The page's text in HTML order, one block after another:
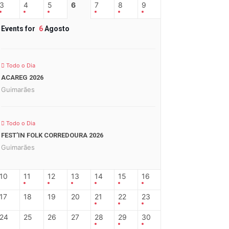
3 4 5 6 7 8 9
Events for 6Agosto
Todo o Dia
ACAREG 2026
Guimarães
Todo o Dia
FEST’IN FOLK CORREDOURA 2026
Guimarães
10 11 12 13 14 15 16
17 18 19 20 21 22 23
24 25 26 27 28 29 30